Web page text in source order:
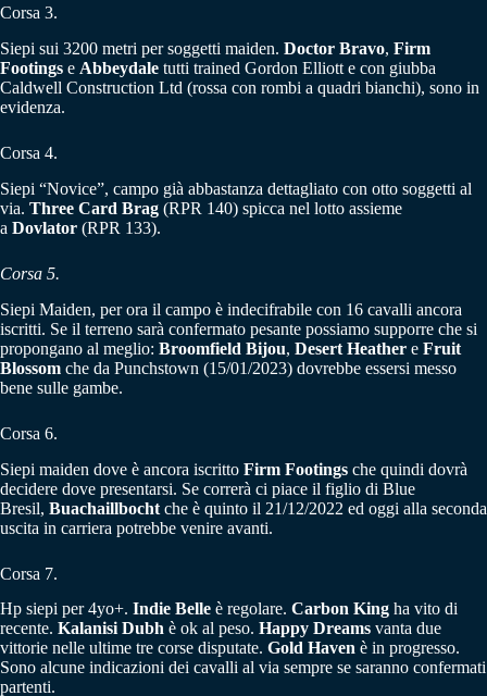
Corsa 3.
Siepi sui 3200 metri per soggetti maiden. Doctor Bravo, Firm
Footings e Abbeydale tutti trained Gordon Elliott e con giubba
Caldwell Construction Ltd (rossa con rombi a quadri bianchi), sono in
evidenza.
Corsa 4.
Siepi “Novice”, campo già abbastanza dettagliato con otto soggetti al
via. Three Card Brag (RPR 140) spicca nel lotto assieme
a Dovlator (RPR 133).
Corsa 5.
Siepi Maiden, per ora il campo è indecifrabile con 16 cavalli ancora
iscritti. Se il terreno sarà confermato pesante possiamo supporre che si
propongano al meglio: Broomfield Bijou, Desert Heather e Fruit
Blossom che da Punchstown (15/01/2023) dovrebbe essersi messo
bene sulle gambe.
Corsa 6.
Siepi maiden dove è ancora iscritto Firm Footings che quindi dovrà
decidere dove presentarsi. Se correrà ci piace il figlio di Blue
Bresil, Buachaillbocht che è quinto il 21/12/2022 ed oggi alla seconda
uscita in carriera potrebbe venire avanti.
Corsa 7.
Hp siepi per 4yo+. Indie Belle è regolare. Carbon King ha vito di
recente. Kalanisi Dubh è ok al peso. Happy Dreams vanta due
vittorie nelle ultime tre corse disputate. Gold Haven è in progresso.
Sono alcune indicazioni dei cavalli al via sempre se saranno confermati
partenti.